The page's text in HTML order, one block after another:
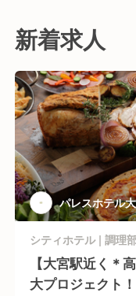
新着求人
パレスホテル
新店(店名はま
タッフ
シティホテル | 調理
【大宮駅近く＊
大プロジェクト